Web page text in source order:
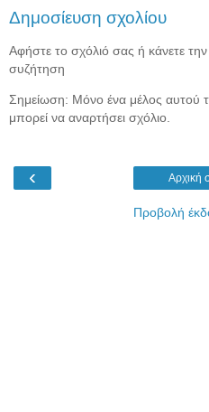
Δημοσίευση σχολίου
Αφήστε το σχόλιό σας ή κάνετε
συζήτηση
Σημείωση: Μόνο ένα μέλος αυτού
μπορεί να αναρτήσει σχόλιο.
‹ Αρχική
Προβολή